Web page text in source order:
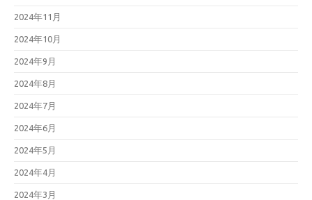
2024年11月
2024年10月
2024年9月
2024年8月
2024年7月
2024年6月
2024年5月
2024年4月
2024年3月